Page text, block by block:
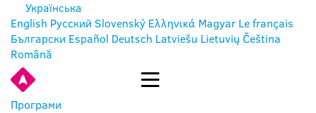
Українська
English Русский Slovenský Ελληνικά Magyar Le français
Български Español Deutsch Latviešu Lietuvių Čeština
Română
Програми